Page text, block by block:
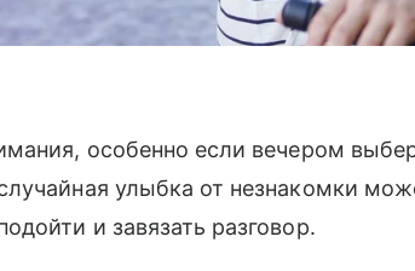
особенно если вечером
улыбка от незнакомки
и завязать разговор.